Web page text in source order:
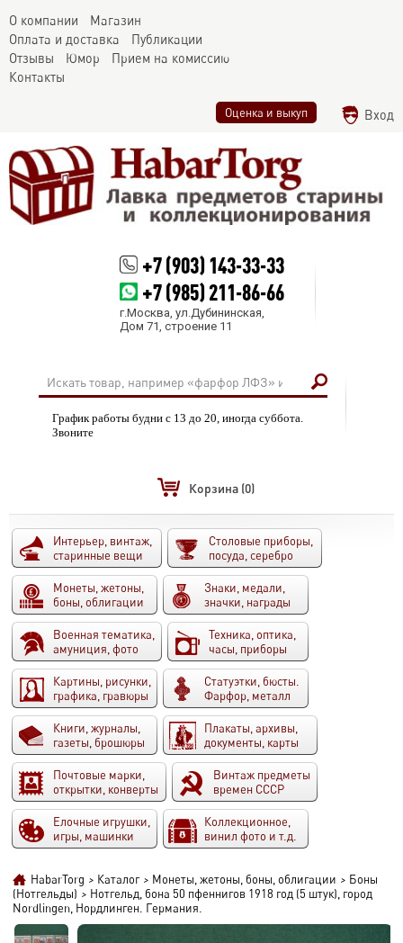
О компании
Магазин
Оплата и доставка
Публикации
Отзывы
Юмор
Прием на комиссию
Контакты
Оценка и выкуп Вход
+7 (903) 143-33-33
+7 (985) 211-86-66
г.Москва, ул.Дубининская,
Дом 71, строение 11
График работы будни с 13 до 20, иногда суббота.
Звоните
Корзина (0)
Интерьер, винтаж,
старинные вещи
Столовые приборы,
посуда, серебро
Монеты, жетоны,
боны, облигации
Знаки, медали,
значки, награды
Военная тематика,
амуниция, фото
Техника, оптика,
часы, приборы
Картины, рисунки,
графика, гравюры
Статуэтки, бюсты.
Фарфор, металл
Книги, журналы,
газеты, брошюры
Плакаты, архивы,
документы, карты
Почтовые марки,
открытки, конверты
Винтаж предметы
времен СССР
Елочные игрушки,
игры, машинки
Коллекционное,
винил фото и т.д.
HabarTorg > Каталог > Монеты, жетоны, боны, облигации > Боны
(Нотгельды) > Нотгельд, бона 50 пфеннигов 1918 год (5 штук), город
Nordlingen, Нордлинген. Германия.